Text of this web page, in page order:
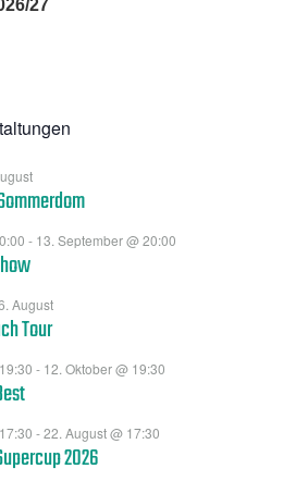
27
- 13. September @ 20:00
August
Tour
- 12. Oktober @ 19:30
-22. August @ 17:30
2026